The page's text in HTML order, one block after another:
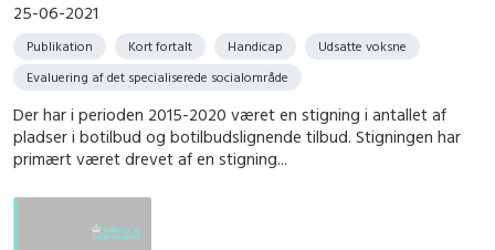
25-06-2021
Publikation Kort fortalt Handicap
Udsatte voksne
Evaluering af det specialiserede socialområde
Der har i perioden 2015-2020 været en stigning i antallet af
pladser i botilbud og botilbudslignende tilbud. Stigningen har
primært været drevet af en stigning...